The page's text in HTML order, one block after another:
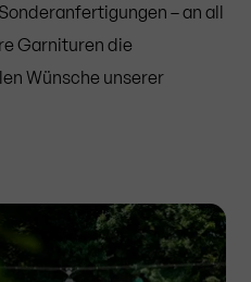
– an all
Garnituren die
Wünsche unserer